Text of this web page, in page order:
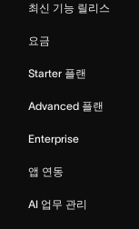
최신 기능 릴리스
요금
Starter 플랜
Advanced 플랜
Enterprise
앱 연동
AI 업무 관리